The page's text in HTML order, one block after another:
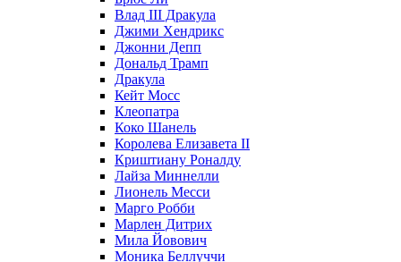
Влад III Дракула
Джими Хендрикс
Джонни Депп
Дональд Трамп
Дракула
Кейт Мосс
Клеопатра
Коко Шанель
Королева Елизавета II
Криштиану Роналду
Лайза Миннелли
Лионель Месси
Марго Робби
Марлен Дитрих
Мила Йовович
Моника Беллуччи